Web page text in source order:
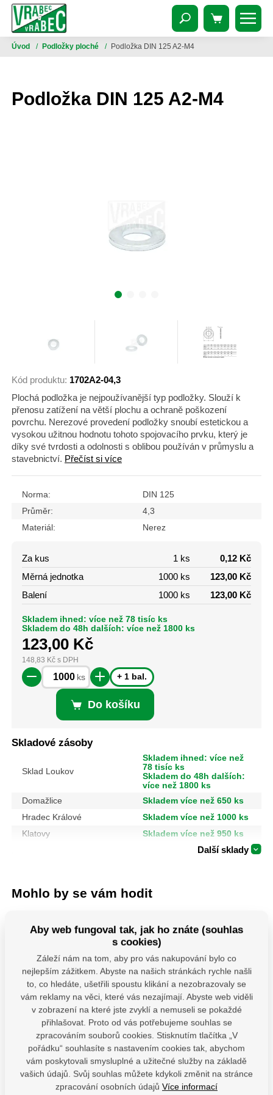
Úvod / Podložky ploché / Podložka DIN 125 A2-M4
Podložka DIN 125 A2-M4
Kód produktu: 1702A2-04,3
Plochá podložka je nejpoužívanější typ podložky. Slouží k
přenosu zatížení na větší plochu a ochraně poškození
povrchu. Nerezové provedení podložky snoubí estetickou a
vysokou užitnou hodnotu tohoto spojovacího prvku, který je
díky své tvrdosti a odolnosti s oblibou používán v průmyslu a
stavebnictví. Přečíst si více
Norma:
DIN 125
Průměr:
4,3
Materiál:
Nerez
Za kus 1 ks
0,12 Kč
Měrná jednotka
1000 ks
123,00 Kč
Balení
1000 ks 123,00 Kč
Skladem ihned: více než 78 tisíc ks
Skladem do 48h dalších: více než 1800 ks
123,00 Kč
148,83 Kčs DPH
ks + 1 bal.
Do košíku
Skladové zásoby
Sklad Loukov
Skladem ihned: více než
78 tisíc ks
Skladem do 48h dalších:
více než 1800 ks
Domažlice
Skladem více než 650 ks
Hradec Králové
Skladem více než 1000 ks
Klatovy
Skladem více než 950 ks
Další sklady
Mohlo by se vám hodit
MHB 130 uchycení
houpačky typ B
M12x130 mm
Závěs houpačky pro
ploché i kulaté trámy s
karabinou.Uchyty jsou
vybaveny vhodnými
karabinou, díky čemuž
je montáž houpačky
Skladem 19 ks
68,27Kč
PSS 80 ( 80x250x4)
Patka sloupku typu
"U" široká
Patka sloupu PSS je
určena pro montáž
dřevěných prvků k
betonu. Zajišťuje
odpovídající vzdálenost
dřeva od podkladu a její
Skladem 11 ks
106901-
kotouče
tří
Extol
Aby web fungoval tak, jak ho znáte (souhlas
s cookies)
Záleží nám na tom, aby pro vás nakupování bylo co
nejlepším zážitkem. Abyste na našich stránkách rychle našli
to, co hledáte, ušetřili spoustu klikání a nezobrazovaly se
vám reklamy na věci, které vás nezajímají. Abyste web viděli
v zobrazení na které jste zvyklí a nemuseli se pokaždé
přihlašovat. Proto od vás potřebujeme souhlas se
zpracováním souborů cookies. Stisknutím tlačítka „V
pořádku“ souhlasíte s nastavením cookies tak, abychom
vám poskytovali smysluplné a užitečné služby na základě
vašich údajů. Svůj souhlas můžete kdykoli změnit na stránce
zpracování osobních údajů Více informací